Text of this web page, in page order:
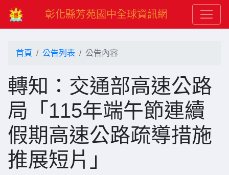
彰化縣芳苑國中全球資訊網
首頁 公告列表 公告內容
轉知：交通部高速公路
局「115年端午節連續
假期高速公路疏導措施
推展短片」